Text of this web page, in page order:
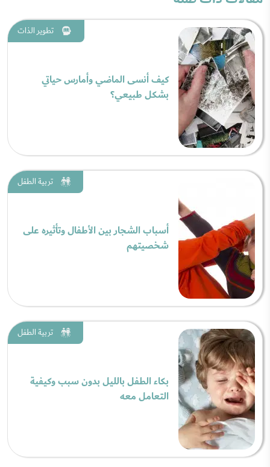
تطوير الذات
كيف أنسى الماضي وأمارس حياتي
بشكل طبيعي؟
تربية الطفل
أسباب الشجار بين الأطفال وتأثيره على
شخصيتهم
تربية الطفل
بكاء الطفل بالليل بدون سبب وكيفية
التعامل معه